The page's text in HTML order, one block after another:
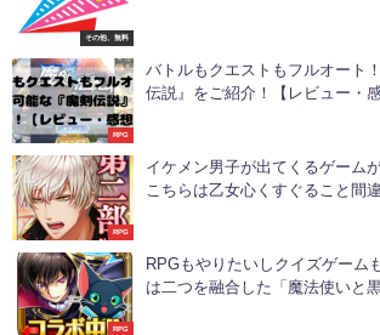
その他、無料
RPG
バトルもクエストもフルオート
伝説』をご紹介！【レビュー・感
RPG
イケメン男子が出てくるゲーム
こちらは乙女心くすぐること間
RPG
RPGもやりたいしクイズゲーム
は二つを融合した「魔法使いと